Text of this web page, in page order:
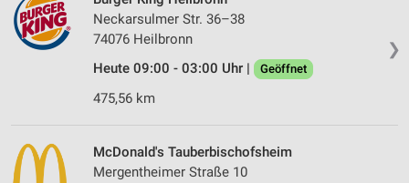
❯
Neckarsulmer Str. 36–38
74076 Heilbronn
Heute 09:00 - 03:00 Uhr |
Geöffnet
475,56 km
McDonald's Tauberbischofsheim
Mergentheimer Straße 10